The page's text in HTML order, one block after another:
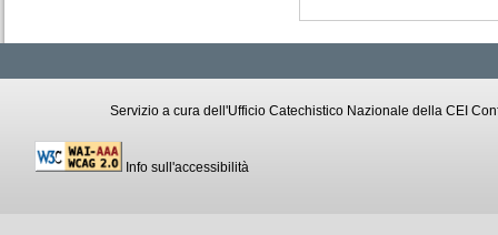
Servizio a cura dell'Ufficio Catechistico Nazionale della CEI
Info sull'accessibilità